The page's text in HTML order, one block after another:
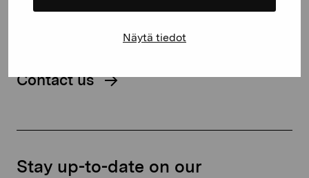
Näytä tiedot
Contact us
Stay up-to-date on our